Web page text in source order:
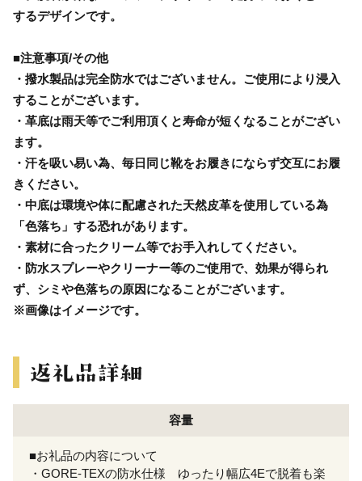
するデザインです。
■注意事項/その他
・撥水製品は完全防水ではございません。ご使用により浸入
することがございます。
・革底は雨天等でご利用頂くと寿命が短くなることがござい
ます。
・汗を吸い易い為、毎日同じ靴をお履きにならず交互にお履
きください。
・中底は環境や体に配慮された天然皮革を使用している為
「色落ち」する恐れがあります。
・素材に合ったクリーム等でお手入れしてください。
・防水スプレーやクリーナー等のご使用で、効果が得られ
ず、シミや色落ちの原因になることがございます。
※画像はイメージです。
容量
■お礼品の内容について
・GORE-TEXの防水仕様 ゆったり幅広4Eで脱着も楽